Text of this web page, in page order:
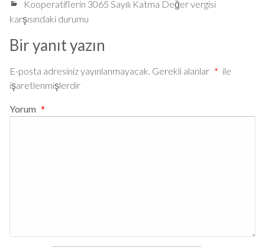
Kooperatiflerin 3065 Sayılı Katma Değer vergisi
karşısındaki durumu
Bir yanıt yazın
E-posta adresiniz yayınlanmayacak. Gerekli alanlar * ile
işaretlenmişlerdir
Yorum *